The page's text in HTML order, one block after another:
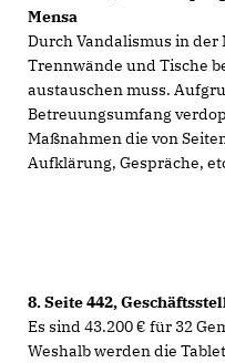
Mensa
Durch Vandalismus in
Trennwände und Tische
austauschen muss.
Betreuungsumfang
Maßnahmen die von
Aufklärung, Gespräche,
8. Seite 442,
Es sind 43.200 € für 32
Weshalb werden die